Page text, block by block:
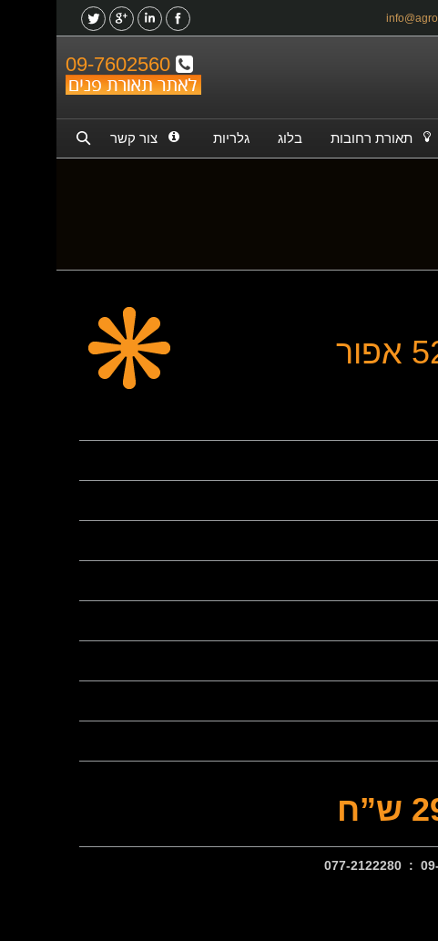
תאורת רחובות בלוג גלריות צור קשר